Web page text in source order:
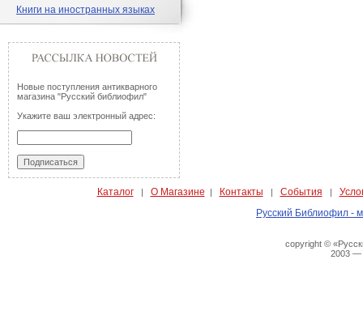
Книги на иностранных языках
Новые поступления антикварного
магазина "Русский библиофил"
Укажите ваш электронный адрес:
Каталог| О Магазине | Контакты | События |
Русский Библиофил -
copyright ©
2003 —